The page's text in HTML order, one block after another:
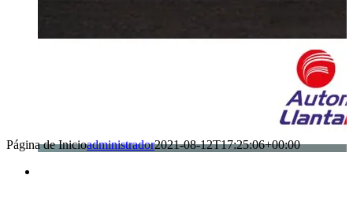
Página de Inicioadministrador2021-08-12T17:25:06+00:00